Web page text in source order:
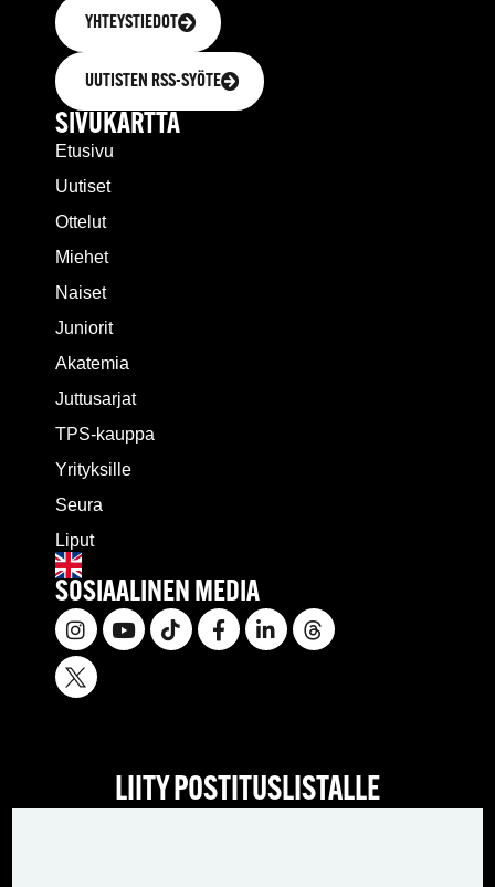
YHTEYSTIEDOT
UUTISTEN RSS-SYÖTE
SIVUKARTTA
Etusivu
Uutiset
Ottelut
Miehet
Naiset
Juniorit
Akatemia
Juttusarjat
TPS-kauppa
Yrityksille
Seura
Liput
SOSIAALINEN MEDIA
LIITY POSTITUSLISTALLE